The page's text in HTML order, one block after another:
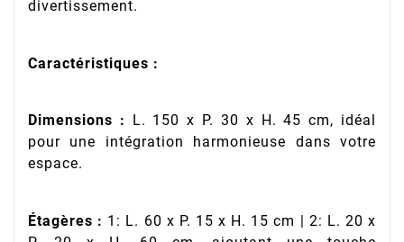
divertissement.
Caractéristiques :
Dimensions : L. 150 x P. 30 x H. 45 cm, idéal
pour une intégration harmonieuse dans votre
espace.
Étagères : 1: L. 60 x P. 15 x H. 15 cm | 2: L. 20 x